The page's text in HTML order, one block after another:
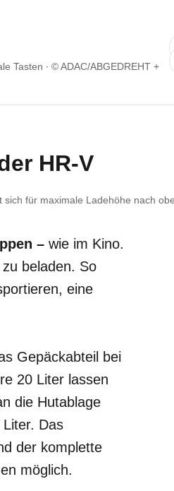
Tasten
© ADAC/ABGEDREHT +
HR-V
sich für maximale Ladehöhe nach
– wie im Kino.
beladen. So
eine
Gepäckabteil bei
20 Liter lassen
die Hutablage
Das
der komplette
möglich.